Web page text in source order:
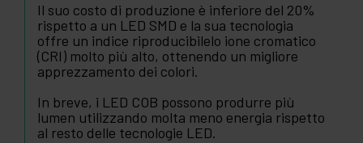
Il suo costo di produzione è inferiore del 20%
rispetto a un LED SMD e la sua tecnologia
offre un indice riproducibilelo ione cromatico
(CRI) molto più alto, ottenendo un migliore
apprezzamento dei colori.
In breve, i LED COB possono produrre più
lumen utilizzando molta meno energia rispetto
al resto delle tecnologie LED.